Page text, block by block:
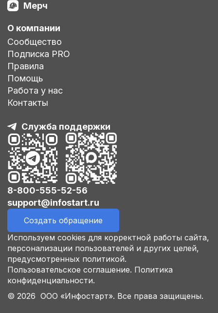
Мерч
О компании
Сообщество
Подписка PRO
Правила
Помощь
Работа у нас
Контакты
Служба поддержки
8-800-555-52-56
support@infostart.ru
Создать обращение
Используем cookies для корректной работы сайта,
персонализации пользователей и других целей,
предусмотренных политикой.
Пользовательское соглашение. Политика
конфиденциальности.
© 2026 ООО «Инфостарт». Все права защищены.